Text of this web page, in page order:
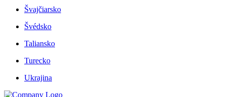
Švajčiarsko
Švédsko
Taliansko
Turecko
Ukrajina